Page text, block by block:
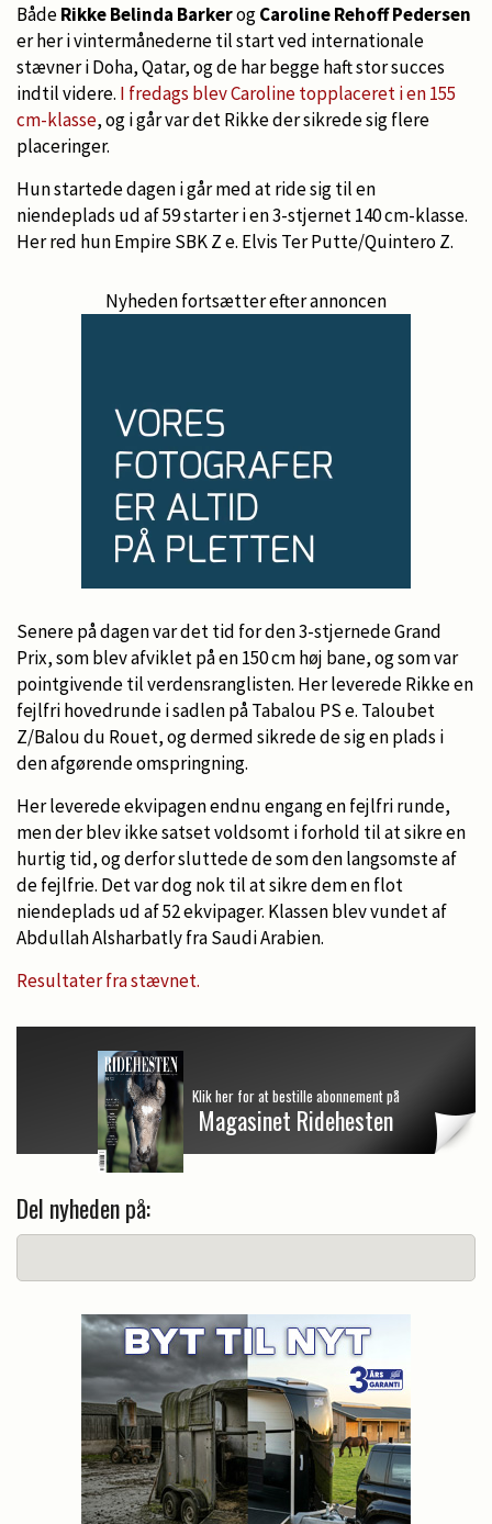
BådeRikke Belinda BarkerogCaroline Rehoff Pedersen
er her i vintermånederne til start ved internationale
stævner i Doha, Qatar, og de har begge haft stor succes
indtil videre. I fredags blev Caroline topplaceret i en 155
cm-klasse, og i går var det Rikke der sikrede sig flere
placeringer.
Hun startede dagen i går med at ride sig til en
niendeplads ud af 59 starter i en 3-stjernet 140 cm-klasse.
Her red hun Empire SBK Z e. Elvis Ter Putte/Quintero Z.
Nyheden fortsætter efter annoncen
Senere på dagen var det tid for den 3-stjernede Grand
Prix, som blev afviklet på en 150 cm høj bane, og som var
pointgivende til verdensranglisten. Her leverede Rikke en
fejlfri hovedrunde i sadlen på Tabalou PS e. Taloubet
Z/Balou du Rouet, og dermed sikrede de sig en plads i
den afgørende omspringning.
Her leverede ekvipagen endnu engang en fejlfri runde,
men der blev ikke satset voldsomt i forhold til at sikre en
hurtig tid, og derfor sluttede de som den langsomste af
de fejlfrie. Det var dog nok til at sikre dem en flot
niendeplads ud af 52 ekvipager. Klassen blev vundet af
Abdullah Alsharbatly fra Saudi Arabien.
Resultater fra stævnet.
Klik her for at bestille abonnement på
Magasinet Ridehesten
Del nyheden på: